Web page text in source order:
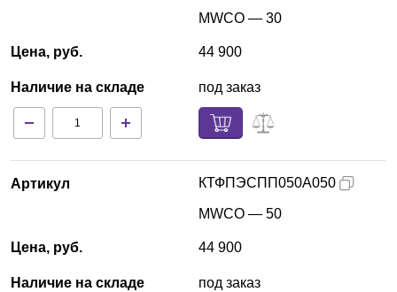
Цена, руб.
Наличие на складе
MWCO — 30
44 900
под заказ
Артикул
Цена, руб.
Наличие на складе
КТФПЭСПП050А050
MWCO — 50
44 900
под заказ